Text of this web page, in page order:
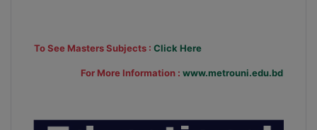
To See Masters Subjects : Click Here
For More Information : www.metrouni.edu.bd